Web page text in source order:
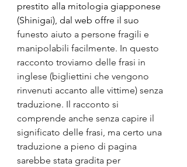
prestito alla mitologia giapponese
(Shinigai), dal web offre il suo
funesto aiuto a persone fragili e
manipolabili facilmente. In questo
racconto troviamo delle frasi in
inglese (bigliettini che vengono
rinvenuti accanto alle vittime) senza
traduzione. Il racconto si
comprende anche senza capire il
significato delle frasi, ma certo una
traduzione a pieno di pagina
sarebbe stata gradita per